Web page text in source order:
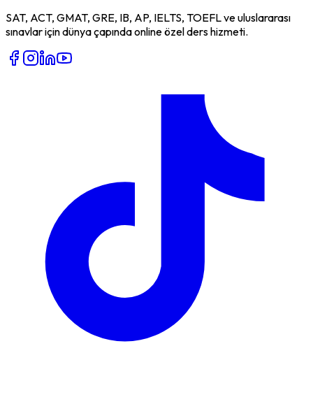
SAT, ACT, GMAT, GRE, IB, AP, IELTS, TOEFL ve uluslararası
sınavlar için dünya çapında online özel ders hizmeti.